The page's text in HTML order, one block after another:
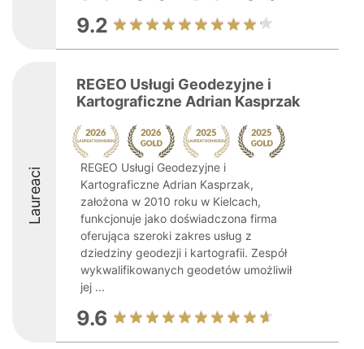
9.2
Laureaci
REGEO Usługi Geodezyjne i
Kartograficzne Adrian Kasprzak
REGEO Usługi Geodezyjne i
Kartograficzne Adrian Kasprzak,
założona w 2010 roku w Kielcach,
funkcjonuje jako doświadczona firma
oferująca szeroki zakres usług z
dziedziny geodezji i kartografii. Zespół
wykwalifikowanych geodetów umożliwił
jej ...
9.6